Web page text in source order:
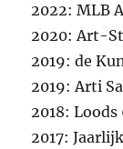
2022: MLB
2020: Art-
2019: de
2019: Arti
2018:
2017: